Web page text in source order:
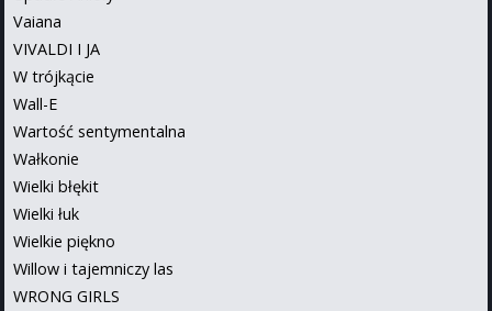
Vaiana
VIVALDI I JA
W trójkącie
Wall-E
Wartość sentymentalna
Wałkonie
Wielki błękit
Wielki łuk
Wielkie piękno
Willow i tajemniczy las
WRONG GIRLS